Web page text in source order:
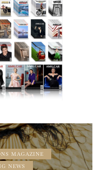
MAGAZINE
NEWS